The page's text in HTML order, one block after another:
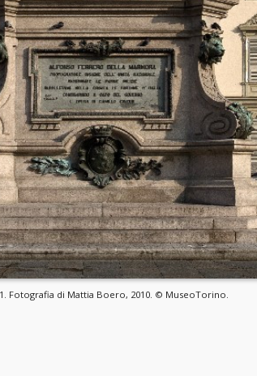
Fotografia di Mattia Boero, 2010. © MuseoTorino.